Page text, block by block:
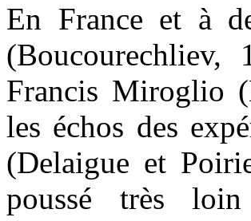
En France et à
Francis Miroglio
les échos des
(Delaigue et
poussé très